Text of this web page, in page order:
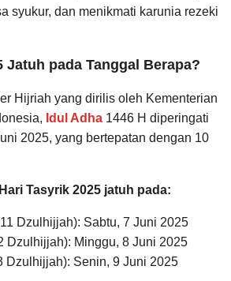
syukur, dan menikmati karunia rezeki
Jatuh pada Tanggal Berapa?
Hijriah yang dirilis oleh Kementerian
Idul Adha 1446 H diperingati
2025, yang bertepatan dengan 10
Tasyrik 2025 jatuh pada:
Dzulhijjah): Sabtu, 7 Juni 2025
Dzulhijjah): Minggu, 8 Juni 2025
Dzulhijjah): Senin, 9 Juni 2025